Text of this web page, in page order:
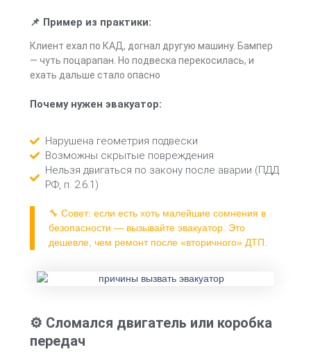
📌 Пример из практики:
Клиент ехал по КАД, догнал другую машину. Бампер
— чуть поцарапан. Но подвеска перекосилась, и
ехать дальше стало опасно
Почему нужен эвакуатор:
Нарушена геометрия подвески
Возможны скрытые повреждения
Нельзя двигаться по закону после аварии (ПДД
РФ, п. 2.6.1)
🔧 Совет: если есть хоть малейшие сомнения в
безопасности — вызывайте эвакуатор. Это
дешевле, чем ремонт после «вторичного» ДТП.
⚙️ Сломался двигатель или коробка
передач